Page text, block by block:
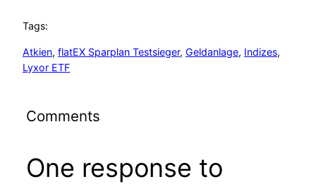
Tags:
Atkien, flatEX Sparplan Testsieger, Geldanlage, Indizes
Lyxor ETF
Comments
One response to